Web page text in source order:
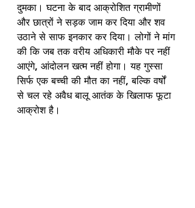
दुमका। घटना के बाद आक्रोशित ग्रामीणों
और छात्रों ने सड़क जाम कर दिया और शव
उठाने से साफ इनकार कर दिया। लोगों ने मांग
की कि जब तक वरीय अधिकारी मौके पर नहीं
आएंगे, आंदोलन खत्म नहीं होगा। यह गुस्सा
सिर्फ एक बच्ची की मौत का नहीं, बल्कि वर्षों
से चल रहे अवैध बालू आतंक के खिलाफ फूटा
आक्रोश है।